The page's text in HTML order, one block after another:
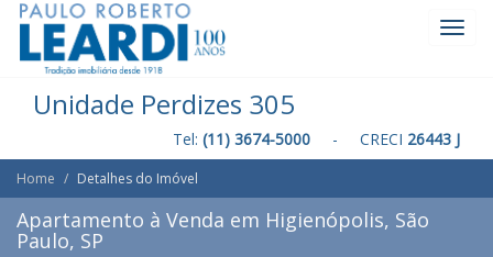
Unidade Perdizes 305
Tel: (11) 3674-5000 - CRECI 26443 J
Home Detalhes do Imóvel
Apartamento à Venda em Higienópolis, São
Paulo, SP